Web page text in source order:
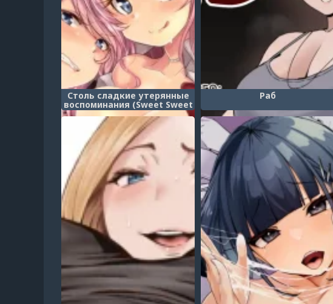
Столь сладкие утерянные
воспоминания (Sweet Sweet
Lost Memory)
Раб